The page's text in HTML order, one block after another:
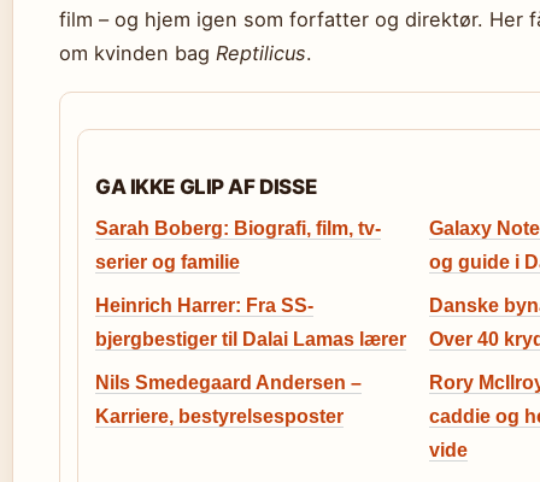
film – og hjem igen som forfatter og direktør. Her
om kvinden bag Reptilicus.
GA IKKE GLIP AF DISSE
Sarah Boberg: Biografi, film, tv-
serier og familie
Galaxy
og guide i
Heinrich Harrer: Fra SS-
bjergbestiger til Dalai Lamas lærer
Danske
Over 40
Nils Smedegaard Andersen –
Karriere, bestyrelsesposter
Rory
caddie og
vide